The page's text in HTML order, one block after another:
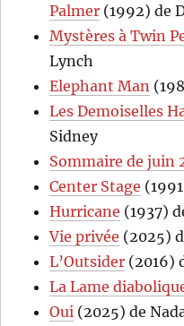
Palmer (1992) de
Mystères à Twin
Lynch
Elephant Man
Les Demoiselles
Sidney
Sommaire de juin
Center Stage
Hurricane (1937)
Vie privée (2025)
L’Outsider (2016)
La Lame
Oui (2025) de